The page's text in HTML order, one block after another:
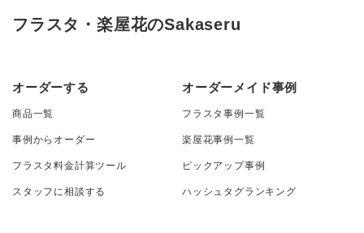
フラスタ・楽屋花のSakaseru
オーダーする
商品一覧
事例からオーダー
フラスタ料金計算ツール
スタッフに相談する
オーダーメイド事例
フラスタ事例一覧
楽屋花事例一覧
ピックアップ事例
ハッシュタグランキング